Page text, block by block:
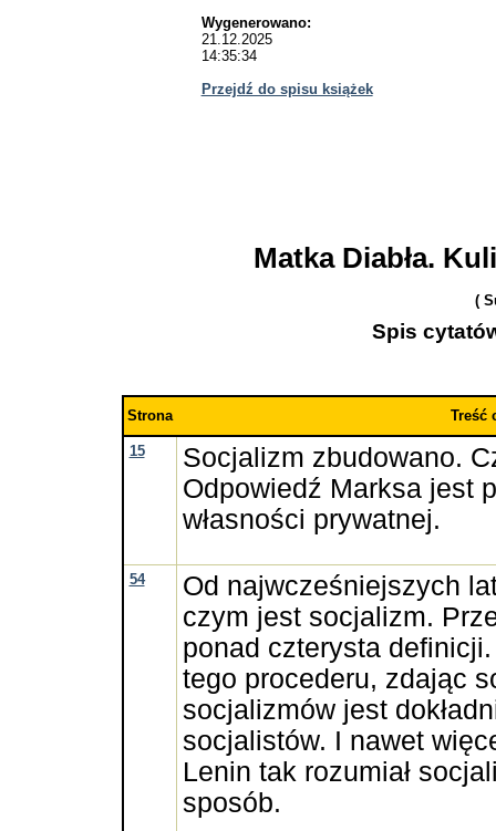
Wygenerowano:
21.12.2025
14:35:34
Przejdź do spisu książek
Matka Diabła.
(
Spis
Strona Treść
15
Socjalizm zbudowano.
Odpowiedź Marksa jest
własności prywatnej.
54
Od najwcześniejszych
czym jest socjalizm.
ponad czterysta
tego procederu, zdając
socjalizmów jest
socjalistów. I nawet
Lenin tak rozumiał
sposób.